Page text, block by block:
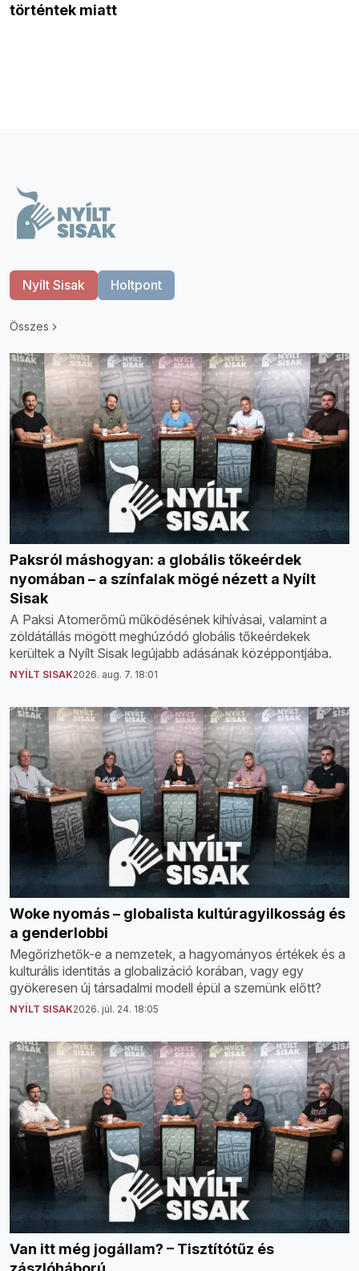
történtek miatt
Nyílt Sisak Holtpont
Összes
Paksról máshogyan: a globális tőkeérdek
nyomában – a színfalak mögé nézett a Nyílt
Sisak
A Paksi Atomerőmű működésének kihívásai, valamint a
zöldátállás mögött meghúzódó globális tőkeérdekek
kerültek a Nyílt Sisak legújabb adásának középpontjába.
NYÍLT SISAK2026. aug. 7. 18:01
Woke nyomás – globalista kultúragyilkosság és
a genderlobbi
Megőrizhetők-e a nemzetek, a hagyományos értékek és a
kulturális identitás a globalizáció korában, vagy egy
gyökeresen új társadalmi modell épül a szemünk előtt?
NYÍLT SISAK2026. júl. 24. 18:05
Van itt még jogállam? – Tisztítótűz és